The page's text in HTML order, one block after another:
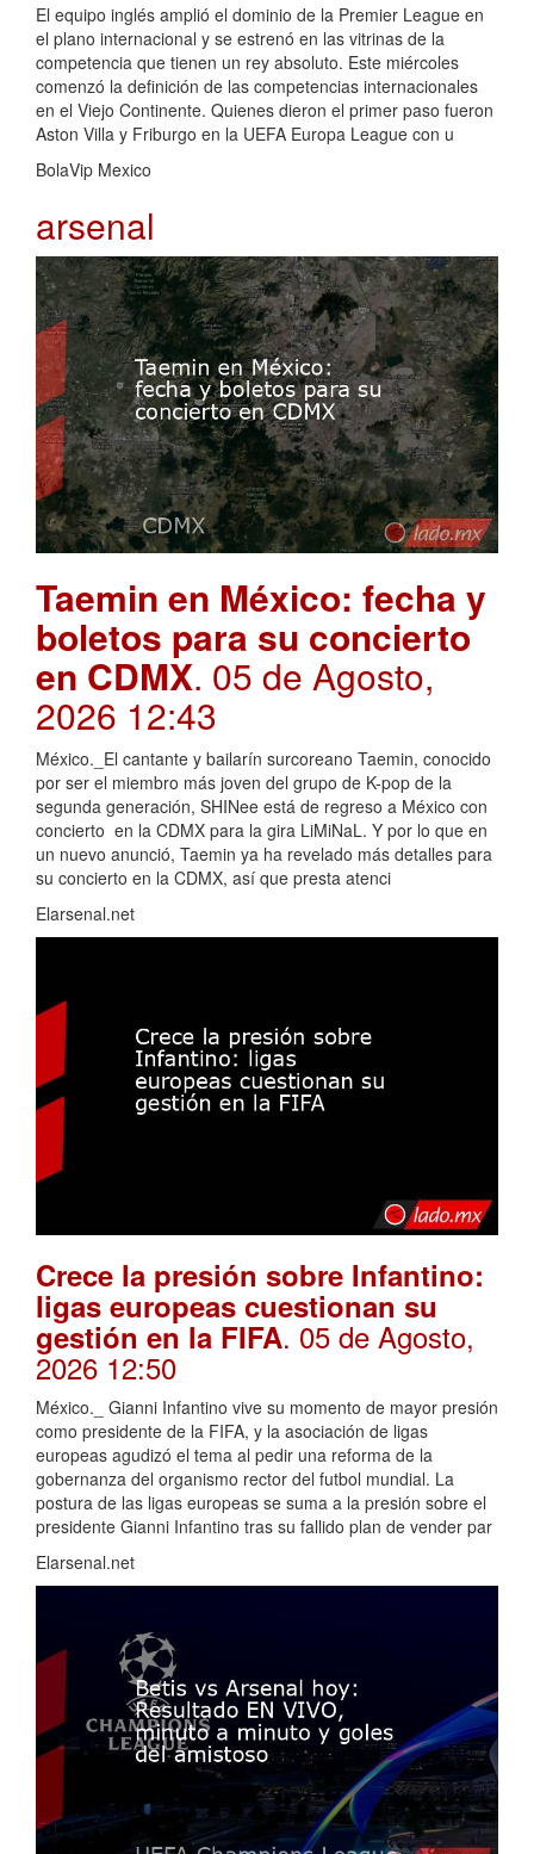
El equipo inglés amplió el dominio de la Premier League en
el plano internacional y se estrenó en las vitrinas de la
competencia que tienen un rey absoluto. Este miércoles
comenzó la definición de las competencias internacionales
en el Viejo Continente. Quienes dieron el primer paso fueron
Aston Villa y Friburgo en la UEFA Europa League con u
BolaVip Mexico
arsenal
Taemin en México: fecha y
boletos para su concierto
en CDMX. 05 de Agosto,
2026 12:43
México._El cantante y bailarín surcoreano Taemin, conocido
por ser el miembro más joven del grupo de K-pop de la
segunda generación, SHINee está de regreso a México con
concierto en la CDMX para la gira LiMiNaL. Y por lo que en
un nuevo anunció, Taemin ya ha revelado más detalles para
su concierto en la CDMX, así que presta atenci
Elarsenal.net
Crece la presión sobre Infantino:
ligas europeas cuestionan su
gestión en la FIFA. 05 de Agosto,
2026 12:50
México._ Gianni Infantino vive su momento de mayor presión
como presidente de la FIFA, y la asociación de ligas
europeas agudizó el tema al pedir una reforma de la
gobernanza del organismo rector del futbol mundial. La
postura de las ligas europeas se suma a la presión sobre el
presidente Gianni Infantino tras su fallido plan de vender par
Elarsenal.net